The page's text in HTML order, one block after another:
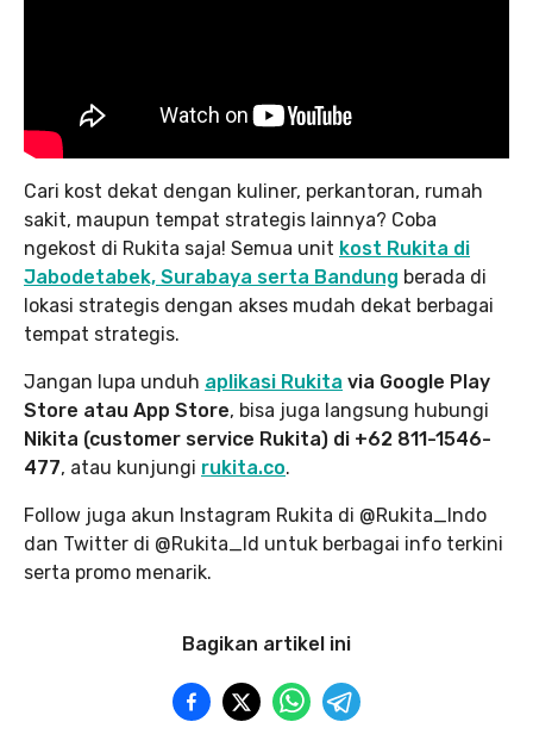
Cari kost dekat dengan kuliner, perkantoran, rumah
sakit, maupun tempat strategis lainnya? Coba
ngekost di Rukita saja! Semua unit kost Rukita di
Jabodetabek, Surabaya serta Bandung berada di
lokasi strategis dengan akses mudah dekat berbagai
tempat strategis.
Jangan lupa unduh aplikasi Rukita via Google Play
Store atau App Store, bisa juga langsung hubungi
Nikita (customer service Rukita) di +62 811-1546-
477, atau kunjungi rukita.co.
Follow juga akun Instagram Rukita di @Rukita_Indo
dan Twitter di @Rukita_Id untuk berbagai info terkini
serta promo menarik.
Bagikan artikel ini